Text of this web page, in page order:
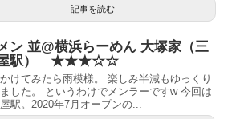
記事を読む
ン 並@横浜らーめん 大塚家（三
屋駅） ★★★☆☆
けてみたら雨模様。 楽しみ半減もゆっくり
した。 というわけでメンラーですw 今回は
駅。2020年7月オープンの...